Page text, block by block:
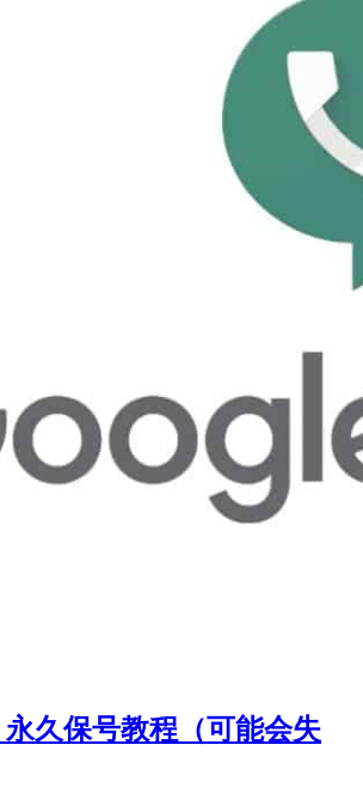
永久保号教程（可能会失